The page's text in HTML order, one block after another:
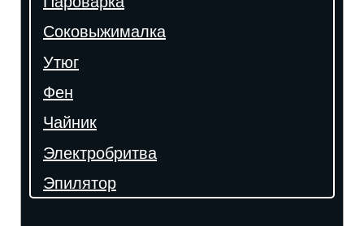
Соковыжималка
Утюг
Фен
Чайник
Электробритва
Эпилятор